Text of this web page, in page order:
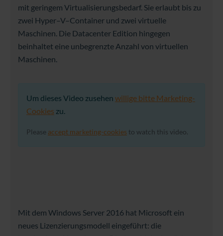
mit geringem Virtualisierungsbedarf. Sie erlaubt bis zu
zwei Hyper–V–Container und zwei virtuelle
Maschinen. Die Datacenter Edition hingegen
beinhaltet eine unbegrenzte Anzahl von virtuellen
Maschinen.
Um dieses Video zusehen willige bitte Marketing-
Cookies zu.
Please accept marketing-cookies to watch this video.
Mit dem Windows Server 2016 hat Microsoft ein
neues Lizenzierungsmodell eingeführt: die